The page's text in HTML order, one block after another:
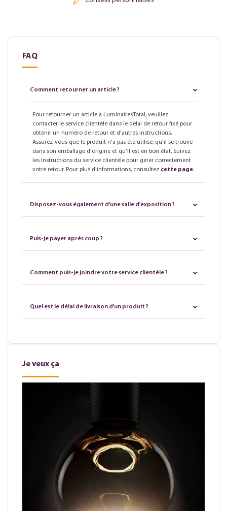
FAQ
Comment retourner un article ?
Pour retourner un article à LuminairesTotal, veuillez
contacter le service clientèle dans le délai de retour fixé pour
obtenir un numéro de retour et d'autres instructions.
Assurez-vous que le produit n'a pas été utilisé, qu'il se trouve
dans son emballage d'origine et qu'il est en bon état. Suivez
les instructions du service clientèle pour gérer correctement
votre retour. Pour plus d'informations, consultez cette page.
Disposez-vous également d'une salle d'exposition ?
Puis-je payer après coup ?
Comment puis-je joindre votre service clientèle ?
Quel est le délai de livraison d'un produit ?
Je veux ça